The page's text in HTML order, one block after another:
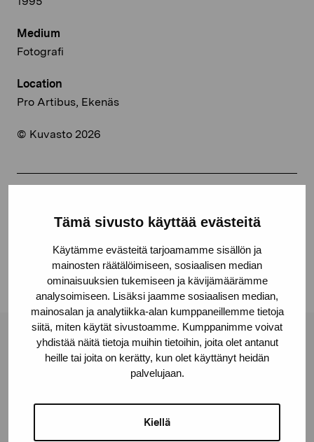
Tämä sivusto käyttää evästeitä
Käytämme evästeitä tarjoamamme sisällön ja
mainosten räätälöimiseen, sosiaalisen median
ominaisuuksien tukemiseen ja kävijämäärämme
analysoimiseen. Lisäksi jaamme sosiaalisen median,
mainosalan ja analytiikka-alan kumppaneillemme tietoja
siitä, miten käytät sivustoamme. Kumppanimme voivat
yhdistää näitä tietoja muihin tietoihin, joita olet antanut
heille tai joita on kerätty, kun olet käyttänyt heidän
palvelujaan.
Kiellä
Medium
Fotografi
Location
Pro Artibus, Ekenäs
© Kuvasto 2026
Linkedin
Pro Artibus Foundation